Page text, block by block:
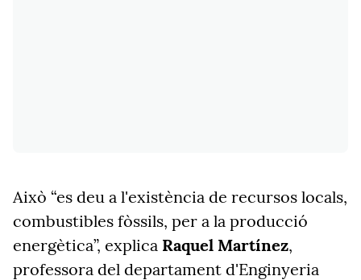
Això “es deu a l'existència de recursos locals,
combustibles fòssils, per a la producció
energètica”, explica Raquel Martínez,
professora del departament d'Enginyeria